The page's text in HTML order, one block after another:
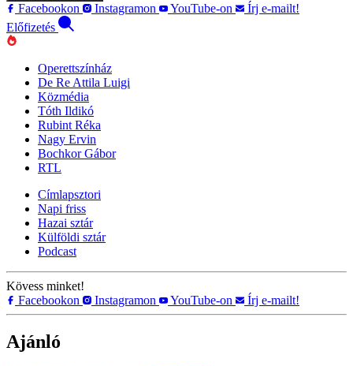
Facebookon Instagramon YouTube-on
Írj e-mailt!
Előfizetés
Operettszínház
De Re Attila Luigi
Közmédia
Tóth Ildikó
Rubint Réka
Nagy Ervin
Bochkor Gábor
RTL
Címlapsztori
Napi friss
Hazai sztár
Külföldi sztár
Podcast
Kövess minket!
Facebookon
Instagramon YouTube-on Írj e-mailt!
Ajánló